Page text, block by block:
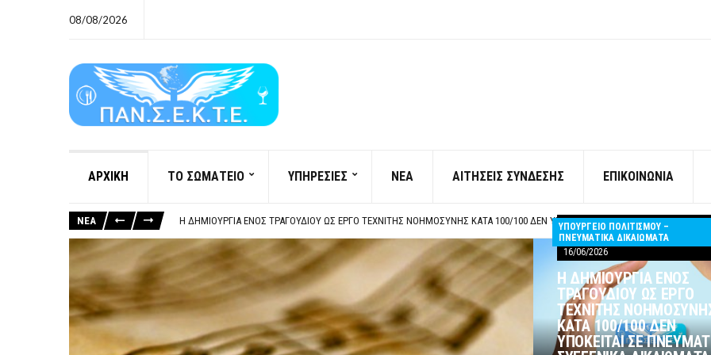
08/08/2026
ΑΡΧΙΚΗ ΤΟ ΣΩΜΑΤΕΙΟ ΥΠΗΡΕΣΙΕΣ ΝΕΑ ΑΙΤΗΣΕΙΣ ΣΥΝΔΕΣΗΣ ΕΠΙΚΟΙΝΩΝΙΑ
ΝΕΑ
ΚΑΤΑΣΧΕΣΗ ΜΙΣΘΟΥ ΚΑΙ ΣΥΝΤΑΞΗΣ ΓΙΑ ΧΡΕΗ ΠΡΟΣ ΔΗΜΟΣΙΟ – ΙΔΙΩΤΕΣ
ΥΠΟΧΡΕΩΤΙΚΗ ΕΚΠΑΙΔΕΥΣΗ ΚΑΙ ΚΑΤΑΡΤΙΣΗ ΠΡΟΣΩΠΙΚΟΥ ΕΠΙΣΙΤΙΣΜΟΥ
ΞΕΧΕΙΛΙΖΕΙ Η ΟΡΓΗ ΚΑΙ Η ΑΓΑΝΑΚΤΗΣΗ ΑΠΟ ΧΙΛΙΑΔΕΣ ΣΥΝΑΔΕΛΦΟΥΣ
ΣΟΒΑΡΌΤΑΤΗ Η ΠΑΡΆΒΑΣΗ ΧΡΉΣΗ ΜΟΥΣΙΚΉΣ ΧΩΡΊΣ ΤΟ ΑΠΟΔΕΙΚΤΙΚΌ ΥΠΟΒΟΛΉΣ ΓΝΩΣΤΟΠΟΊΗΣΗΣ
ΥΠΟΥΡΓΕΙΟ ΠΟΛΙΤΙΣΜΟΥ –
ΠΝΕΥΜΑΤΙΚΑ ΔΙΚΑΙΩΜΑΤΑ
16/06/2026
Η ΔΗΜΙΟΥΡΓΙΑ ΕΝΟΣ
ΤΡΑΓΟΥΔΙΟΥ ΩΣ ΕΡΓΟ
ΤΕΧΝΙΤΗΣ
ΚΑΤΑ 100/100 ΔΕΝ
ΥΠΟΚΕΙΤΑΙ ΣΕ